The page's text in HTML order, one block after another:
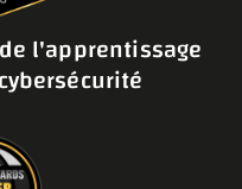
l'apprentissage